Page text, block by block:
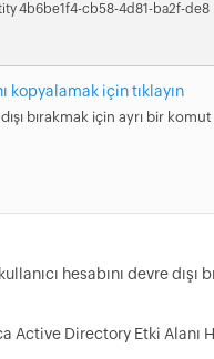
4b6be1f4-cb58-4d81-ba2f-de8
kopyalamak için tıklayın
bırakmak için ayrı bir komut
hesabını devre
Active Directory Etki